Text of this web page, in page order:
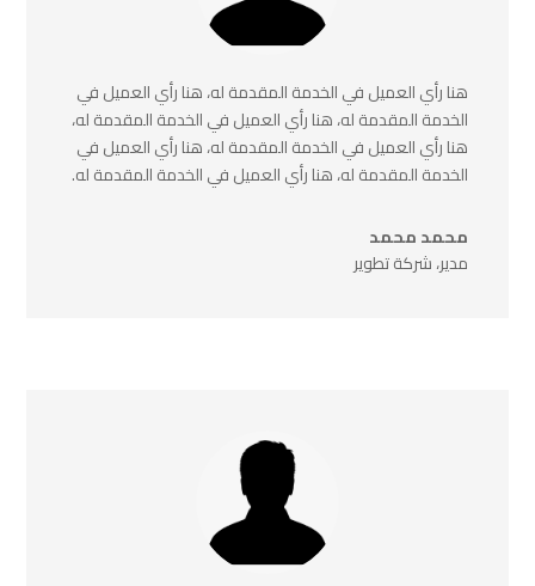
هنا رأي العميل في الخدمة المقدمة له، هنا رأي العميل في
الخدمة المقدمة له، هنا رأي العميل في الخدمة المقدمة له،
هنا رأي العميل في الخدمة المقدمة له، هنا رأي العميل في
الخدمة المقدمة له، هنا رأي العميل في الخدمة المقدمة له.
محمد محمد
مدير، شركة تطوير